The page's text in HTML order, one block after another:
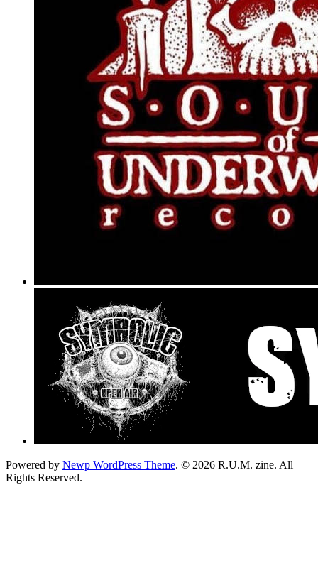
Powered by Newp WordPress Theme. © 2026 R.U.M. zine. All
Rights Reserved.